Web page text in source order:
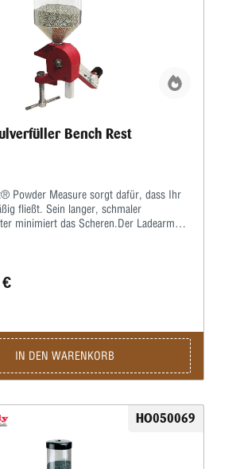
Bench Rest
Powder Measure sorgt dafür, dass Ihr
fließt. Sein langer, schmaler
minimiert das Scheren.Der Ladearm
Reloder® 15.Der Pulvertrichter ist so
Ladungsschwankungen aufgrund von
das das Pulver, das den Trichter
Maßeinheit gelangt, gleichmäßig
wird mit zwei großen
mit großem und kleinem
Bank oder einem Regal befestigen. Ein
ist separat erhältlich.Mit dem
unseres Bench Rest Powder Measure
Wiederholbarkeit innerhalb von 1/10 eines
IN DEN WARENKORB
HO050069